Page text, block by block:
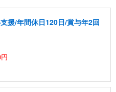
スチェア／デスクチェア メッシ
疲れない ブラック
サポート 90度跳ね上げ式アーム
プレミアムモニター | FlexScan
ペットシーツ 厚型 ワイド 42枚
(吸収面:ライトブルー)
援/年間休日120日/賞与年2回